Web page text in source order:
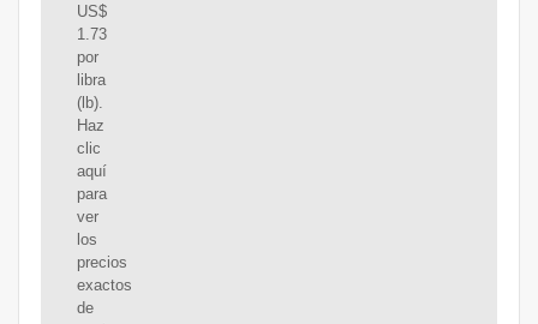
US$
1.73
por
libra
(lb).
Haz
clic
aquí
para
ver
los
precios
exactos
de